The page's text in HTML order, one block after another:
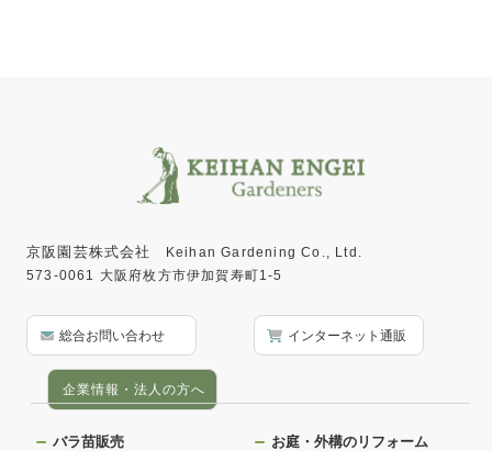
京阪園芸株式会社
Keihan Gardening Co., Ltd.
573-0061 大阪府枚方市伊加賀寿町1-5
総合お問い合わせ インターネット通販
企業情報・法人の方へ
バラ苗販売 お庭・外構のリフォーム